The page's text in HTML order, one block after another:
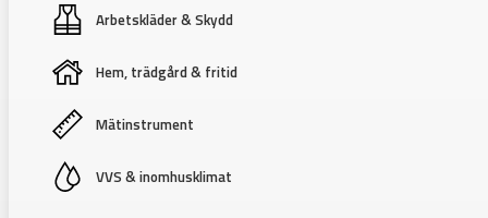
Arbetskläder & Skydd
Hem, trädgård & fritid
Mätinstrument
VVS & inomhusklimat